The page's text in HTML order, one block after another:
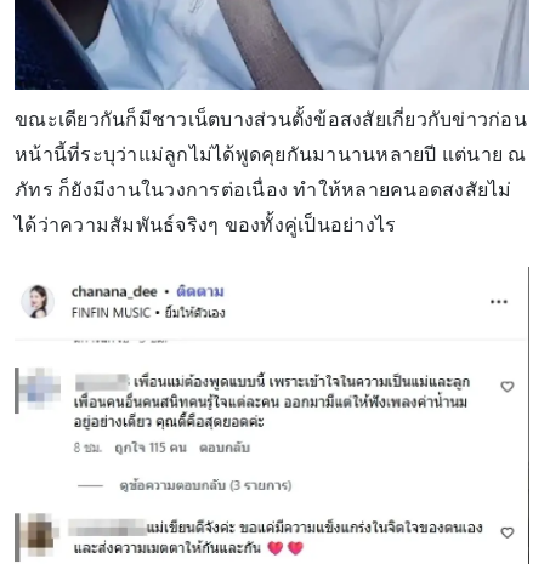
ขณะเดียวกันก็มีชาวเน็ตบางส่วนตั้งข้อสงสัยเกี่ยวกับข่าวก่อน
หน้านี้ที่ระบุว่าแม่ลูกไม่ได้พูดคุยกันมานานหลายปี แต่นาย ณ
ภัทร ก็ยังมีงานในวงการต่อเนื่อง ทำให้หลายคนอดสงสัยไม่
ได้ว่าความสัมพันธ์จริงๆ ของทั้งคู่เป็นอย่างไร